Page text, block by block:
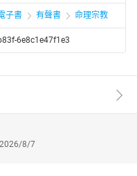
子書 有聲書 命理宗教
6e8c1e47f1e3
8/7